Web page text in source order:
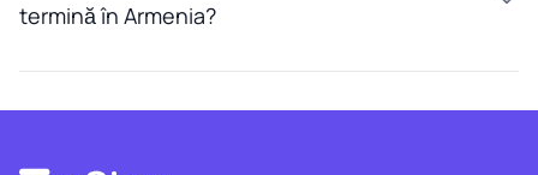
termină în Armenia?